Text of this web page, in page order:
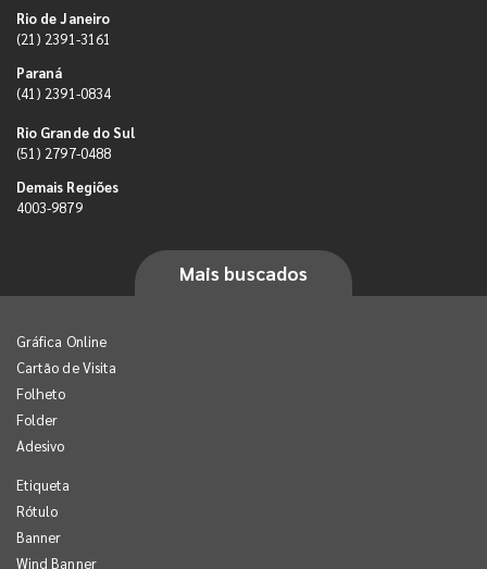
Rio de Janeiro
(21) 2391-3161
Paraná
(41) 2391-0834
Rio Grande do Sul
(51) 2797-0488
Demais Regiões
4003-9879
Mais buscados
Gráfica Online
Cartão de Visita
Folheto
Folder
Adesivo
Etiqueta
Rótulo
Banner
Wind Banner